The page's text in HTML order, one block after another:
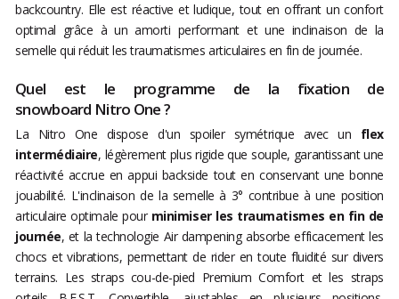
backcountry. Elle est réactive et ludique, tout en offrant un confort
optimal grâce à un amorti performant et une inclinaison de la
semelle qui réduit les traumatismes articulaires en fin de journée.
Quel est le programme de la fixation de
snowboard Nitro One ?
La Nitro One dispose d'un spoiler symétrique avec un flex
intermédiaire, légèrement plus rigide que souple, garantissant une
réactivité accrue en appui backside tout en conservant une bonne
jouabilité. L'inclinaison de la semelle à 3° contribue à une position
articulaire optimale pour minimiser les traumatismes en fin de
journée, et la technologie Air dampening absorbe efficacement les
chocs et vibrations, permettant de rider en toute fluidité sur divers
terrains. Les straps cou-de-pied Premium Comfort et les straps